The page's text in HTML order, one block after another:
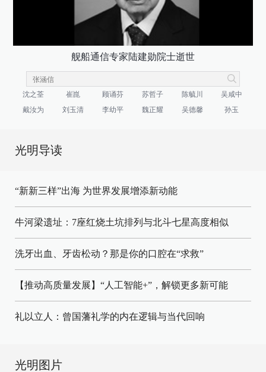
舰船通信专家陆建勋院士逝世
沈之荃 崔崑 顾诵芬 苏哲子 陈毓川
吴咸中
戴汝为
刘玉清 李幼平 魏正耀 吴德馨 孙玉
光明导读
“新新三样”出海 为世界发展增添新动能
牛河梁遗址：7座红烧土坑排列与北斗七星高度相似
洗牙出血、牙齿松动？那是你的口腔在“求救”
【推动高质量发展】“人工智能+”，解锁更多新可能
礼以立人：曾国藩礼学的内在逻辑与当代回响
光明图片